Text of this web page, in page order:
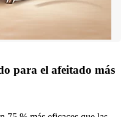
para el afeitado más